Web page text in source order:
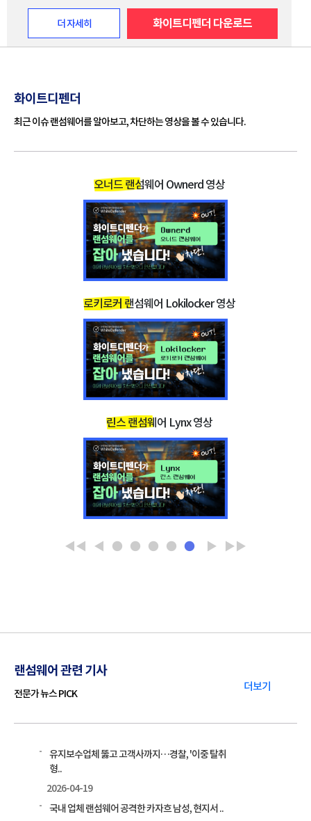
니다. 이 공격 프로세스가 완료되면 파일이 들어있는 모든 디
렉토리에 "#Read-for-recovery.txt"라는 제목을 가진 랜섬
노트가 생성 됩니다.
랜섬웨어 명
Ownerd 랜섬웨어
변경된 확장 파일명.확장자.[ownerde@cyberfear.com].
#Read-for-recovery.txt
모든 파일 데이타 암호화 후 금전 요구
ed0ed78c53edc63498225e8dae1013bd
3d5f128ed787a00ede2cc3df417cab24fc9
3f89a
8efc5c622945cb10f10647035bfeb1a2a646
가장 기본적이며 효과가 좋은 보호 방법은
신뢰 높은 안티랜섬웨어 프로그램을 사용하세
요
보안 소프트웨어를 최신으로 유지해주세요
더 자세히 화이트디펜더 다운로드
화이트디펜더
최근 이슈 랜섬웨어를 알아보고, 차단하는 영상을 볼 수 있습니다.
오너드 랜섬웨어 Ownerd 영상
로키로커 랜섬웨어 Lokilocker 영상
린스 랜섬웨어 Lynx 영상
◀◀ ◀ ● ● ● ● ● ▶ ▶▶
랜섬웨어 관련 기사
전문가 뉴스 PICK
더보기
유지보수업체 뚫고 고객사까지…경찰, '이중 탈취
형..
2026-04-19
국내 업체 랜섬웨어 공격한 카자흐 남성, 현지서 ..